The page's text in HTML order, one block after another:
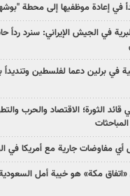
في إعادة موظفيها إلى محطة
في الجيش الإيراني: سنرد رداً
في برلين دعما لفلسطين وتنديداً
قائد الثورة؛ الاقتصاد والحرب
مفاوضات جارية مع أمريكا في
مكة» هو خيبة أمل